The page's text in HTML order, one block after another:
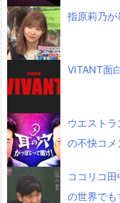
指原莉乃が
VITANT面
ウエスト
の不快コ
ココリコ
の世界でも